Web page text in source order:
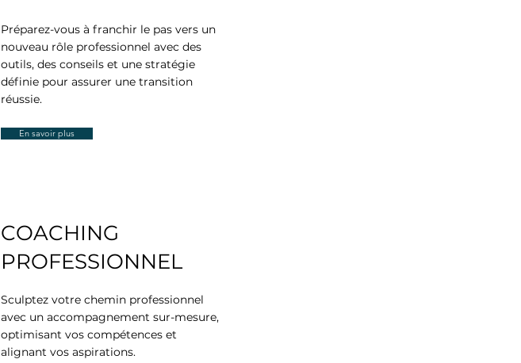
Préparez-vous à franchir le pas vers un
nouveau rôle professionnel avec des
outils, des conseils et une stratégie
définie pour assurer une transition
réussie.
En savoir plus
Sculptez votre chemin professionnel
avec un accompagnement sur-mesure,
optimisant vos compétences et
alignant vos aspirations.
COACHING
PROFESSIONNEL